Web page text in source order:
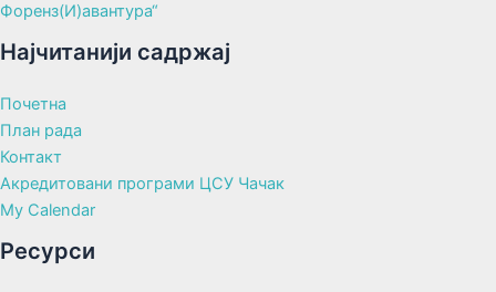
Форенз(И)авантура“
Најчитанији садржај
Почетна
План рада
Контакт
Акредитовани програми ЦСУ Чачак
My Calendar
Ресурси